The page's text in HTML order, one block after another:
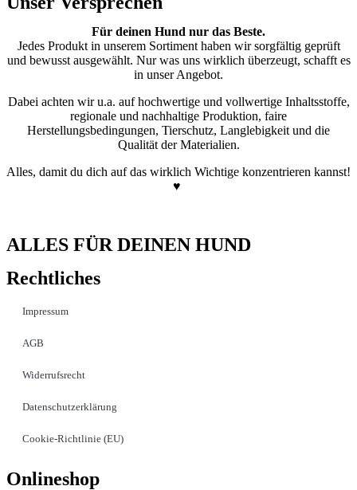
Für deinen Hund nur das Beste.
Jedes Produkt in unserem Sortiment haben wir sorgfältig geprüft
und bewusst ausgewählt. Nur was uns wirklich überzeugt, schafft es
in unser Angebot.
Dabei achten wir u.a. auf hochwertige und vollwertige Inhaltsstoffe,
regionale und nachhaltige Produktion, faire
Herstellungsbedingungen, Tierschutz, Langlebigkeit und die
Qualität der Materialien.
Alles, damit du dich auf das wirklich Wichtige konzentrieren kannst!
♥
ALLES FÜR DEINEN HUND
Rechtliches
Impressum
AGB
Widerrufsrecht
Datenschutzerklärung
Cookie-Richtlinie (EU)
Onlineshop